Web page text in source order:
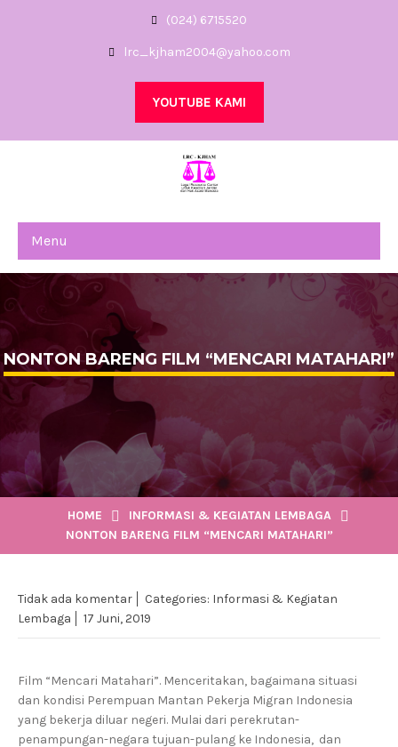
(024) 6715520
lrc_kjham2004@yahoo.com
YOUTUBE KAMI
Menu
NONTON BARENG FILM “MENCARI MATAHARI”
HOME
INFORMASI & KEGIATAN LEMBAGA
NONTON BARENG FILM “MENCARI MATAHARI”
Tidak ada komentar Categories: Informasi & Kegiatan
Lembaga
17 Juni, 2019
Film “Mencari Matahari”. Menceritakan, bagaimana situasi
dan kondisi Perempuan Mantan Pekerja Migran Indonesia
yang bekerja diluar negeri. Mulai dari perekrutan-
penampungan-negara tujuan-pulang ke Indonesia, dan